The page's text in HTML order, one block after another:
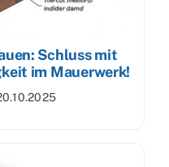
Schluss mit
im Mauerwerk!